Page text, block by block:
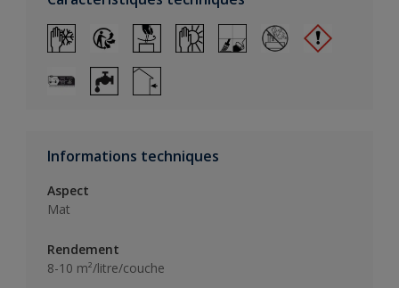
Informations techniques
Aspect
Mat
Rendement
8-10 m²/litre/couche